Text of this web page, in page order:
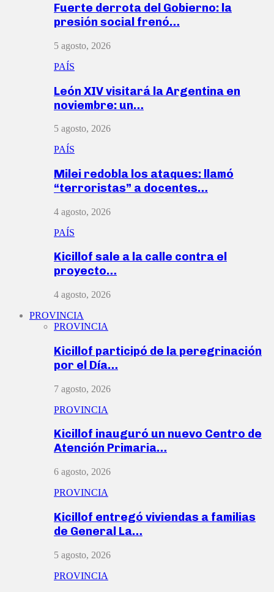
Fuerte derrota del Gobierno: la
presión social frenó…
5 agosto, 2026
PAÍS
León XIV visitará la Argentina en
noviembre: un…
5 agosto, 2026
PAÍS
Milei redobla los ataques: llamó
“terroristas” a docentes…
4 agosto, 2026
PAÍS
Kicillof sale a la calle contra el
proyecto…
4 agosto, 2026
PROVINCIA
PROVINCIA
Kicillof participó de la peregrinación
por el Día…
7 agosto, 2026
PROVINCIA
Kicillof inauguró un nuevo Centro de
Atención Primaria…
6 agosto, 2026
PROVINCIA
Kicillof entregó viviendas a familias
de General La…
5 agosto, 2026
PROVINCIA